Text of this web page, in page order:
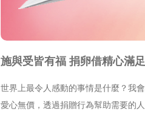
施與受皆有福 捐卵借精心滿足
世界上最令人感動的事情是什麼？我
愛心無價，透過捐贈行為幫助需要的人